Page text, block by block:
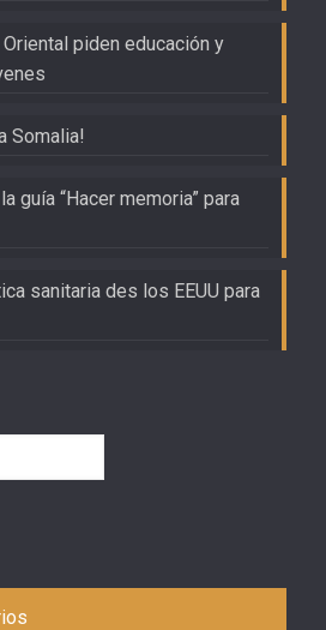
piden educación y
Somalia!
guía “Hacer memoria” para
sanitaria des los EEUU para